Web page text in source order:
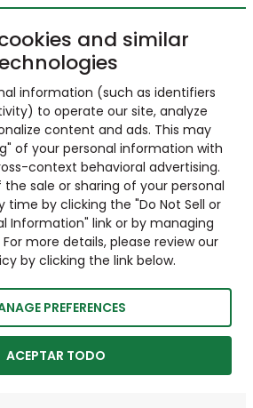
and similar
information (such as identifiers
to operate our site, analyze
content and ads. This may
of your personal information with
context behavioral advertising.
sale or sharing of your personal
by clicking the "Do Not Sell or
Information" link or by managing
more details, please review our
by clicking the link below.
PREFERENCES
ACEPTAR TODO